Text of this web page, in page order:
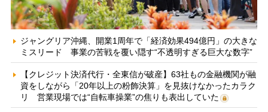
ジャングリア沖縄、開業1周年で「経済効果494億円」の大きな
ミスリード 事業の苦戦を覆い隠す“不透明すぎる巨大な数字”
【クレジット決済代行・全東信が破産】63社もの金融機関が融
資をしながら「20年以上の粉飾決算」を見抜けなかったカラク
リ 営業現場では“自転車操業”の焦りも表出していた